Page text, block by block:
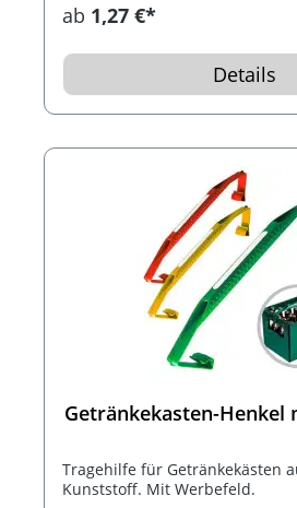
ab 1,27 €*
Details
Getränkekasten-Henkel
Tragehilfe für Getränkekästen
Kunststoff. Mit Werbefeld.